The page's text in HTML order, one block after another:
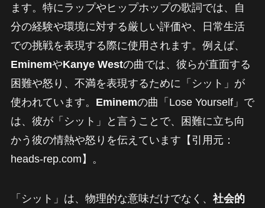
ます。特にラップやヒップホップの歌詞では、自
分の経験や環境に対する厳しい評価や、日常生活
での挑戦を表現する際に使用されます。例えば、
EminemやKanye Westの曲では、彼らが直面する
困難や怒り、不満を表現するために「シット」が
使われています。 Eminemの曲「Lose Yourself」で
は、彼が「シット」と言うことで、困難に立ち向
かう彼の情熱や怒りを伝えています【引用元：
heads-rep.com】。
「シット」は、物理的な意味だけでなく、 社会的